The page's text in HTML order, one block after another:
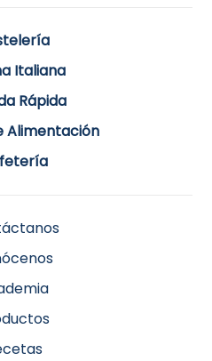
Italiana
Rápida
Alimentación